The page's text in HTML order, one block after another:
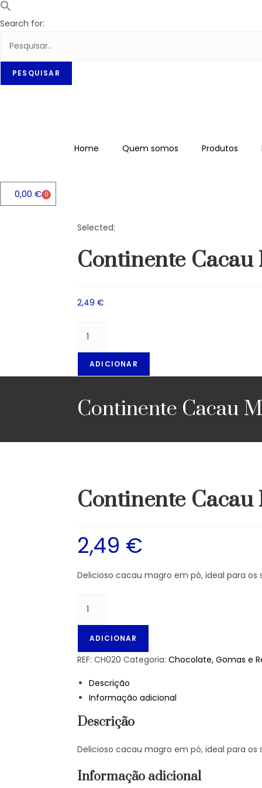
Search for:
Home Quem somos Produtos
0,00 € 0
Selected:
Continente
2,49 €
ADICIONAR
Continente Cacau
Continente Cacau
2,49 €
Delicioso cacau magro em pó, ideal para
ADICIONAR
REF: CH020 Categoria: Chocolate, Gomas e
Descrição
Informação adicional
Descrição
Delicioso cacau magro em pó, ideal para
Informação adicional